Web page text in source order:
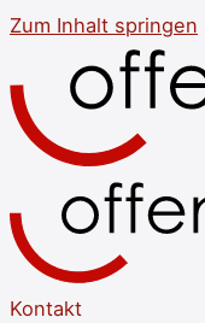
Zum Inhalt springen
Kontakt